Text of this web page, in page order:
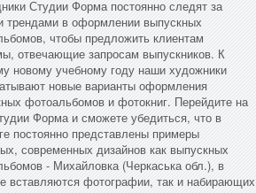
Студии Форма постоянно следят за
трендами в оформлении выпускных
чтобы предложить клиентам
отвечающие запросам выпускников. К
новому учебному году наши художники
новые варианты оформления
фотоальбомов и фотокниг. Перейдите на
Форма и сможете убедиться, что в
постоянно представлены примеры
современных дизайнов как выпускных
- Михайловка (Черкаська обл.), в
вставляются фотографии, так и набирающих